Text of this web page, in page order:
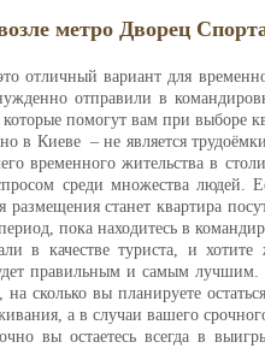
метро Дворец
отличный вариант для
отправили в
помогут вам при выборе
в Киеве – не является
временного жительства в
среди множества людей.
станет квартира
пока находитесь в
в качестве туриста, и
правильным и самым
на сколько вы планируете
а в случаи вашего
вы остаетесь всегда в